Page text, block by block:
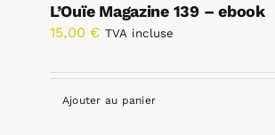
L’Ouïe Magazine 139 – ebook
15,00 € TVA incluse
Ajouter au panier